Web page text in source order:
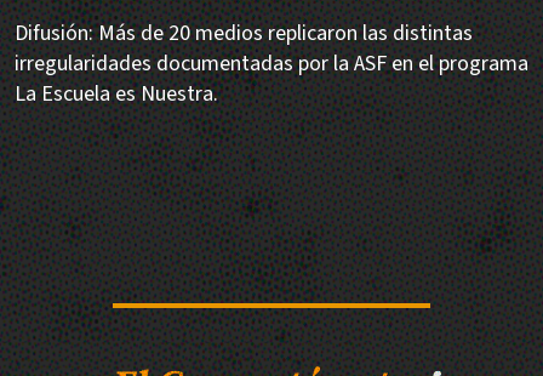
Difusión: Más de 20 medios replicaron las distintas
irregularidades documentadas por la ASF en el programa
La Escuela es Nuestra.